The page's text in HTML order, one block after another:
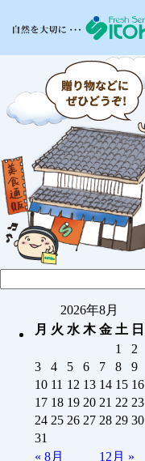
2026年8月
月 火 水 木 金 土 日
« 8月 12月 »
1
2
3
4 5 6 7 8
9
10 11 12 13 14 15 16
17 18 19 20 21 22 23
24 25 26 27 28 29 30
31